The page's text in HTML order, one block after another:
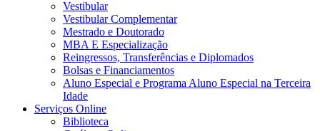
Vestibular
Vestibular Complementar
Mestrado e Doutorado
MBA E Especialização
Reingressos, Transferências e Diplomados
Bolsas e Financiamentos
Aluno Especial e Programa Aluno Especial na Terceira
Idade
Serviços Online
Biblioteca